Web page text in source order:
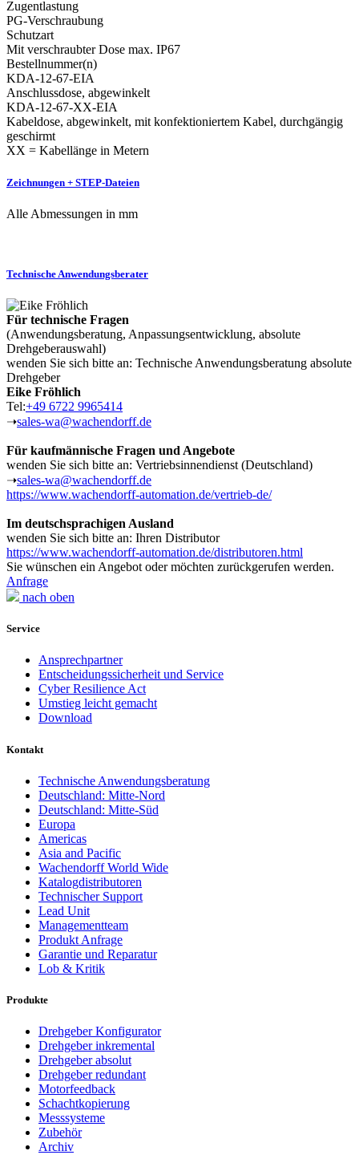
Zugentlastung
PG-Verschraubung
Schutzart
Mit verschraubter Dose max. IP67
Bestellnummer(n)
KDA-12-67-EIA
Anschlussdose, abgewinkelt
KDA-12-67-XX-EIA
Kabeldose, abgewinkelt, mit konfektioniertem Kabel, durchgängig
geschirmt
XX = Kabellänge in Metern
Zeichnungen + STEP-Dateien
Alle Abmessungen in mm
Technische Anwendungsberater
Für technische Fragen
(Anwendungsberatung, Anpassungsentwicklung, absolute
Drehgeberauswahl)
wenden Sie sich bitte an: Technische Anwendungsberatung absolute
Drehgeber
Eike Fröhlich
Tel:+49 6722 9965414
➝sales-wa@wachendorff.de
Für kaufmännische Fragen und Angebote
wenden Sie sich bitte an: Vertriebsinnendienst (Deutschland)
➝sales-wa@wachendorff.de
https://www.wachendorff-automation.de/vertrieb-de/
Im deutschsprachigen Ausland
wenden Sie sich bitte an: Ihren Distributor
https://www.wachendorff-automation.de/distributoren.html
Sie wünschen ein Angebot oder möchten zurückgerufen werden.
Anfrage
nach oben
Service
Ansprechpartner
Entscheidungssicherheit und Service
Cyber Resilience Act
Umstieg leicht gemacht
Download
Kontakt
Technische Anwendungsberatung
Deutschland: Mitte-Nord
Deutschland: Mitte-Süd
Europa
Americas
Asia and Pacific
Wachendorff World Wide
Katalogdistributoren
Technischer Support
Lead Unit
Managementteam
Produkt Anfrage
Garantie und Reparatur
Lob & Kritik
Produkte
Drehgeber Konfigurator
Drehgeber inkremental
Drehgeber absolut
Drehgeber redundant
Motorfeedback
Schachtkopierung
Messsysteme
Zubehör
Archiv